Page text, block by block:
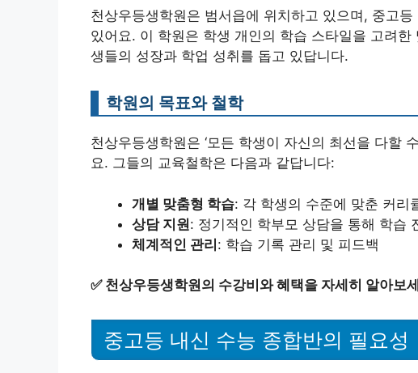
천상우등생학원은 범서읍에 위치하고 있으며, 중고
있어요. 이 학원은 학생 개인의 학습 스타일을 고려
생들의 성장과 학업 성취를 돕고 있답니다.
학원의 목표와 철학
천상우등생학원은 ‘모든 학생이 자신의 최선을 다할
요. 그들의 교육철학은 다음과 같답니다:
개별 맞춤형 학습: 각 학생의 수준에 맞춘 커리
상담 지원: 정기적인 학부모 상담을 통해 학습
체계적인 관리: 학습 기록 관리 및 피드백
✅ 천상우등생학원의 수강비와 혜택을 자세히 알아보
중고등 내신 수능 종합반의 필요성